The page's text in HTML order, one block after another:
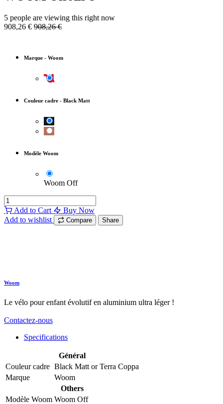
5 people are viewing this right now
908,26 € 908,26€
Marque - Woom
Couleur cadre - Black Matt
Modèle Woom
Woom Off
Add to Cart
Buy Now
Add to wishlist
Compare Share
Woom
Le vélo pour enfant évolutif en aluminium ultra léger !
Contactez-nous
Specifications
Général
Couleur cadre Black Matt orTerra Coppa
Marque
Woom
Others
Modèle Woom Woom Off